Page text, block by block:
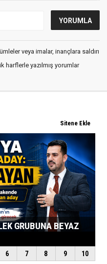
veya imalar, inançlara saldırı
harflerle yazılmış yorumlar